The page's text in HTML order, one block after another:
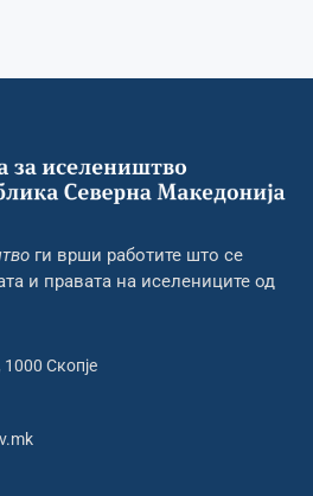
ги врши работите што се
и правата на иселениците од
Скопје